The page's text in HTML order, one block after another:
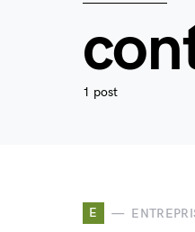
1 post
E